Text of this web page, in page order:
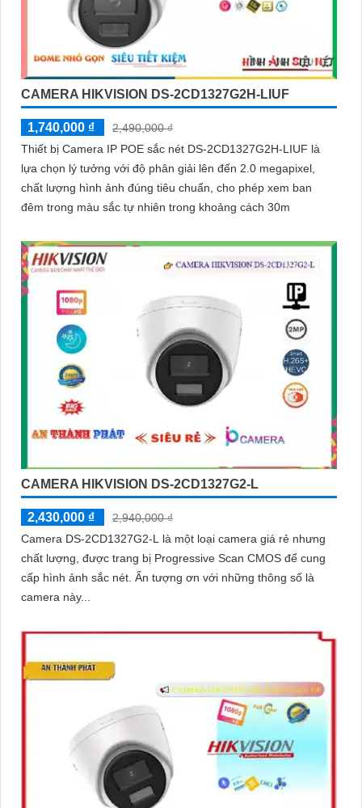
CAMERA HIKVISION DS-2CD1327G2H-LIUF
1,740,000 ₫
2,490,000 ₫
Thiết bị Camera IP POE sắc nét DS-2CD1327G2H-LIUF là
lựa chọn lý tưởng với độ phân giải lên đến 2.0 megapixel,
chất lượng hình ảnh đúng tiêu chuẩn, cho phép xem ban
đêm trong màu sắc tự nhiên trong khoảng cách 30m
CAMERA HIKVISION DS-2CD1327G2-L
2,430,000 ₫
2,940,000 ₫
Camera DS-2CD1327G2-L là một loại camera giá rẻ nhưng
chất lượng, được trang bị Progressive Scan CMOS để cung
cấp hình ảnh sắc nét. Ấn tượng ơn với những thông số là
camera này...